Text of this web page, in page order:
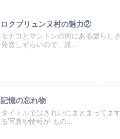
ロクブリュンヌ村の魅力②
モナコとマントンの間にある愛らし
発音しずらいので、誰...
記憶の忘れ物
タイトルではきれいにまとまってま
る写真や情報が もの...